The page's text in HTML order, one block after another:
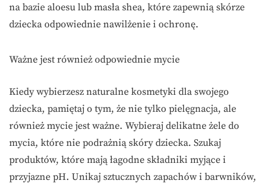
na bazie aloesu lub masła shea, które zapewnią skórze
dziecka odpowiednie nawilżenie i ochronę.
Ważne jest również odpowiednie mycie
Kiedy wybierzesz naturalne kosmetyki dla swojego
dziecka, pamiętaj o tym, że nie tylko pielęgnacja, ale
również mycie jest ważne. Wybieraj delikatne żele do
mycia, które nie podrażnią skóry dziecka. Szukaj
produktów, które mają łagodne składniki myjące i
przyjazne pH. Unikaj sztucznych zapachów i barwników,